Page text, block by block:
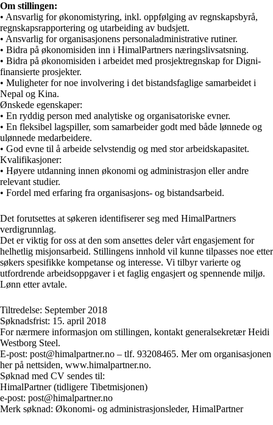
Om stillingen:
• Ansvarlig for økonomistyring, inkl. oppfølging av regnskapsbyrå,
regnskapsrapportering og utarbeiding av budsjett.
• Ansvarlig for organisasjonens personaladministrative rutiner.
• Bidra på økonomisiden inn i HimalPartners næringslivsatsning.
• Bidra på økonomisiden i arbeidet med prosjektregnskap for Digni-
finansierte prosjekter.
• Muligheter for noe involvering i det bistandsfaglige samarbeidet i
Nepal og Kina.
Ønskede egenskaper:
• En ryddig person med analytiske og organisatoriske evner.
• En fleksibel lagspiller, som samarbeider godt med både lønnede og
ulønnede medarbeidere.
• God evne til å arbeide selvstendig og med stor arbeidskapasitet.
Kvalifikasjoner:
• Høyere utdanning innen økonomi og administrasjon eller andre
relevant studier.
• Fordel med erfaring fra organisasjons- og bistandsarbeid.
Det forutsettes at søkeren identifiserer seg med HimalPartners
verdigrunnlag.
Det er viktig for oss at den som ansettes deler vårt engasjement for
helhetlig misjonsarbeid. Stillingens innhold vil kunne tilpasses noe etter
søkers spesifikke kompetanse og interesse. Vi tilbyr varierte og
utfordrende arbeidsoppgaver i et faglig engasjert og spennende miljø.
Lønn etter avtale.
Tiltredelse: September 2018
Søknadsfrist: 15. april 2018
For nærmere informasjon om stillingen, kontakt generalsekretær Heidi
Westborg Steel.
E-post: post@himalpartner.no – tlf. 93208465. Mer om organisasjonen
her på nettsiden, www.himalpartner.no.
Søknad med CV sendes til:
HimalPartner (tidligere Tibetmisjonen)
e-post: post@himalpartner.no
Merk søknad: Økonomi- og administrasjonsleder, HimalPartner